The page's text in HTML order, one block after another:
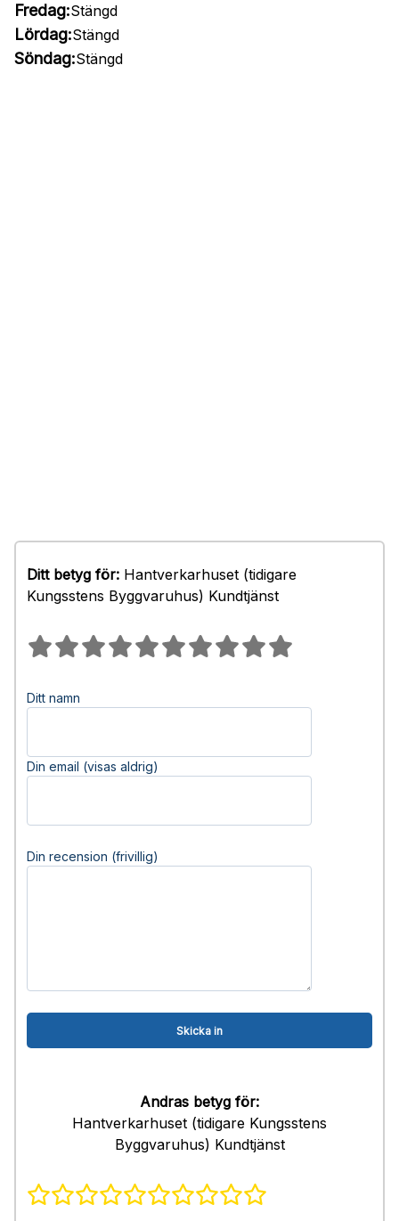
Fredag:Stängd
Lördag:Stängd
Söndag:Stängd
Ditt betyg för: Hantverkarhuset (tidigare
Kungsstens Byggvaruhus) Kundtjänst
Ditt namn
Din email (visas aldrig)
Din recension (frivillig)
Andras betyg för:
Hantverkarhuset (tidigare Kungsstens
Byggvaruhus) Kundtjänst